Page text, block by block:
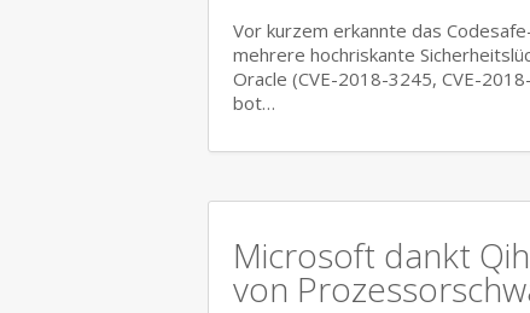
Vor kurzem erkannte das
mehrere hochriskante
Oracle (CVE-2018-3245, CVE-
bot…
Microsoft dankt
von